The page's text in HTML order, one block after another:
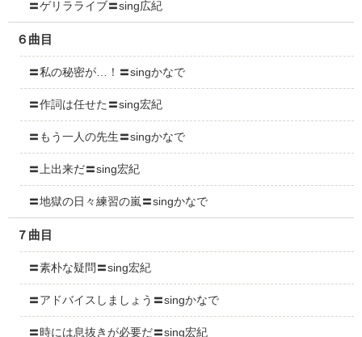
〓ゲリラライブ〓sing広紀
６曲目
〓私の秘密が…！〓singかなで
〓作詞は任せた〓sing宏紀
〓もう一人の先生〓singかなで
〓上出来だ〓sing宏紀
〓地獄の日々練習の嵐〓singかなで
７曲目
〓素朴な疑問〓sing宏紀
〓アドバイスしましょう〓singかなで
〓時には息抜きが必要だ〓sing宏紀